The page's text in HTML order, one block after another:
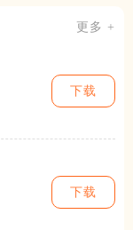
更多 +
下载
下载